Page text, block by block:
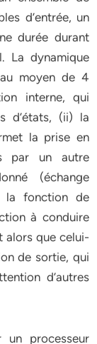
d’entrée, un
durée durant
La dynamique
moyen de 4
interne, qui
d’états, (ii) la
la prise en
par un autre
(échange
la fonction de
à conduire
alors que celui-
de sortie, qui
d’autres
un processeur